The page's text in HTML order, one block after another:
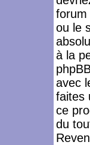
forum
ou le
à la
avec
faites
ce
du